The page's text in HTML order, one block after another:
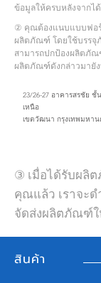
ข้อมูลให้ครบหลังจากไ
② คุณต้องแนบแบบฟอร์
ผลิตภัณฑ์ โดยใช้บรร
สามารถปกป้องผลิตภัณ
ผลิตภัณฑ์ดังกล่าวมายั
23/26-27 อาคารสรชัย
เหนือ
เขตวัฒนา กรุงเทพมหาน
③ เมื่อได้รับผลิ
คุณแล้ว เราจะด
จัดส่งผลิตภัณฑ์ใ
สินค้า